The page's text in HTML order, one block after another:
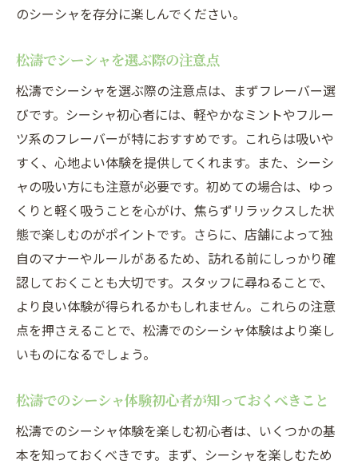
のシーシャを存分に楽しんでください。
松濤でシーシャを選ぶ際の注意点
松濤でシーシャを選ぶ際の注意点は、まずフレーバー選
びです。シーシャ初心者には、軽やかなミントやフルー
ツ系のフレーバーが特におすすめです。これらは吸いや
すく、心地よい体験を提供してくれます。また、シーシ
ャの吸い方にも注意が必要です。初めての場合は、ゆっ
くりと軽く吸うことを心がけ、焦らずリラックスした状
態で楽しむのがポイントです。さらに、店舗によって独
自のマナーやルールがあるため、訪れる前にしっかり確
認しておくことも大切です。スタッフに尋ねることで、
より良い体験が得られるかもしれません。これらの注意
点を押さえることで、松濤でのシーシャ体験はより楽し
いものになるでしょう。
松濤でのシーシャ体験初心者が知っておくべきこと
松濤でのシーシャ体験を楽しむ初心者は、いくつかの基
本を知っておくべきです。まず、シーシャを楽しむため